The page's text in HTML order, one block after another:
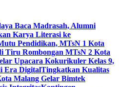
Baca Madrasah, Alumni
Karya Literasi ke
Pendidikan, MTsN 1 Kota
Tiru Rombongan MTsN 2 Kota
Upacara Kokurikuler Kelas 9,
Era DigitalTingkatkan Kualitas
Malang Gelar Bimtek